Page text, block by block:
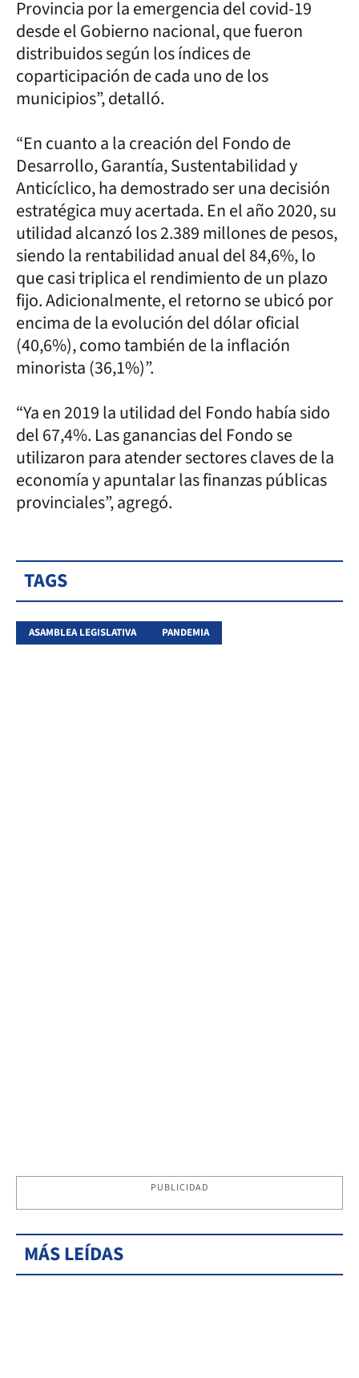
Provincia por la emergencia del covid-19
desde el Gobierno nacional, que fueron
distribuidos según los índices de
coparticipación de cada uno de los
municipios”, detalló.
“En cuanto a la creación del Fondo de
Desarrollo, Garantía, Sustentabilidad y
Anticíclico, ha demostrado ser una decisión
estratégica muy acertada. En el año 2020, su
utilidad alcanzó los 2.389 millones de pesos,
siendo la rentabilidad anual del 84,6%, lo
que casi triplica el rendimiento de un plazo
fijo. Adicionalmente, el retorno se ubicó por
encima de la evolución del dólar oficial
(40,6%), como también de la inflación
minorista (36,1%)”.
“Ya en 2019 la utilidad del Fondo había sido
del 67,4%. Las ganancias del Fondo se
utilizaron para atender sectores claves de la
economía y apuntalar las finanzas públicas
provinciales”, agregó.
TAGS
ASAMBLEA LEGISLATIVA PANDEMIA
PUBLICIDAD
MÁS LEÍDAS